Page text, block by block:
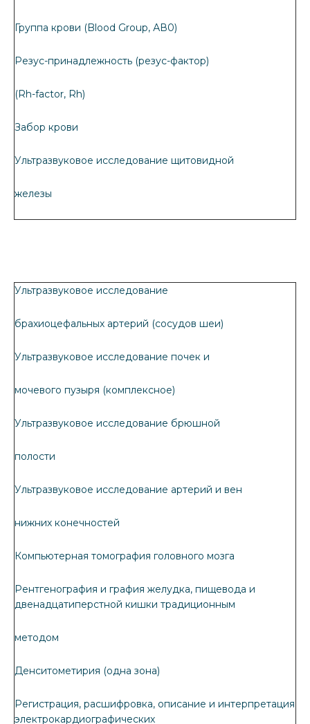
Группа крови (Blood Group, АВ0)
Резус-принадлежность (резус-фактор)
(Rh-factor, Rh)
Забор крови
Ультразвуковое исследование щитовидной
железы
Ультразвуковое исследование
брахиоцефальных артерий (сосудов шеи)
Ультразвуковое исследование почек и
мочевого пузыря (комплексное)
Ультразвуковое исследование брюшной
полости
Ультразвуковое исследование артерий и вен
нижних конечностей
Компьютерная томография головного мозга
Рентгенография и графия желудка, пищевода и
двенадцатиперстной кишки традиционным
методом
Денситометирия (одна зона)
Регистрация, расшифровка, описание и интерпретация
электрокардиографических